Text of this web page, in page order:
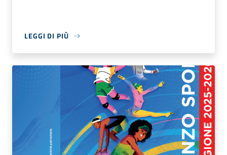
LEGGI DI PIÙ